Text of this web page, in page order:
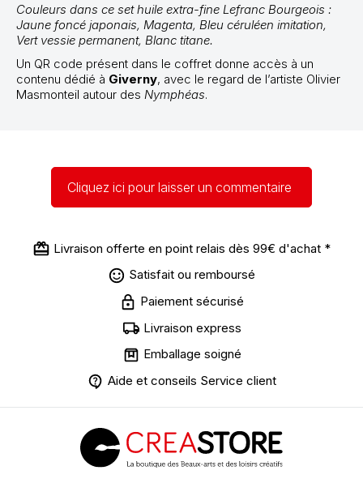
Couleurs dans ce set huile extra-fine Lefranc Bourgeois :
Jaune foncé japonais, Magenta, Bleu céruléen imitation,
Vert vessie permanent, Blanc titane.
Un QR code présent dans le coffret donne accès à un
contenu dédié à Giverny, avec le regard de l’artiste Olivier
Masmonteil autour des Nymphéas.
Cliquez ici pour laisser un commentaire
Livraison offerte en point relais dès 99€ d'achat *
Satisfait ou remboursé
Paiement sécurisé
Livraison express
Emballage soigné
Aide et conseils Service client